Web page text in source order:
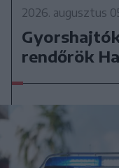
2026. augusztus
rendőrök